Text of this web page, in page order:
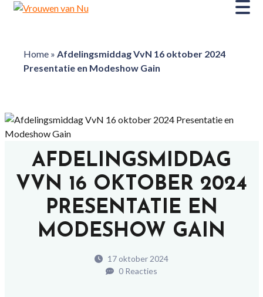
Home» Afdelingsmiddag VvN 16 oktober 2024
Presentatie en Modeshow Gain
AFDELINGSMIDDAG
VVN 16 OKTOBER 2024
PRESENTATIE EN
MODESHOW GAIN
17 oktober 2024
0 Reacties